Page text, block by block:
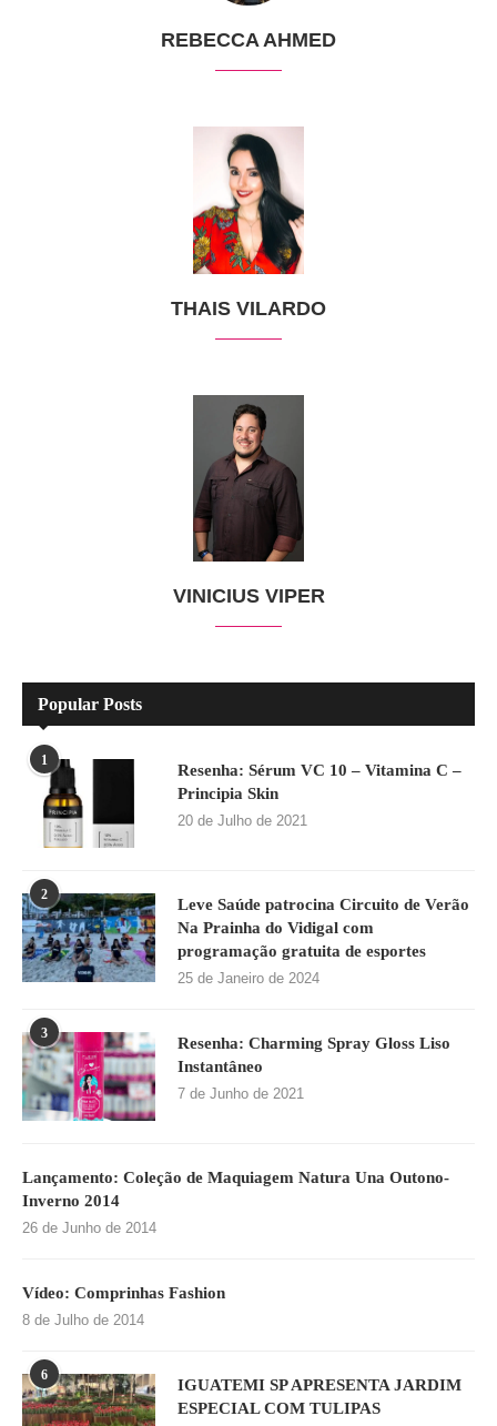
REBECCA AHMED
THAIS VILARDO
VINICIUS VIPER
Popular Posts
1
Resenha: Sérum VC 10 – Vitamina C –
Principia Skin
20 de Julho de 2021
2
Leve Saúde patrocina Circuito de Verão
Na Prainha do Vidigal com
programação gratuita de esportes
25 de Janeiro de 2024
3
Resenha: Charming Spray Gloss Liso
Instantâneo
7 de Junho de 2021
Lançamento: Coleção de Maquiagem Natura Una Outono-
Inverno 2014
26 de Junho de 2014
Vídeo: Comprinhas Fashion
8 de Julho de 2014
6
IGUATEMI SP APRESENTA JARDIM
ESPECIAL COM TULIPAS